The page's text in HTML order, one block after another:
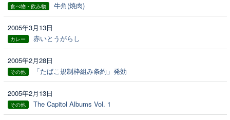
食べ物・飲み物 牛角(焼肉)
2005年3月13日
カレー 赤いとうがらし
2005年2月28日
その他 「たばこ規制枠組み条約」発効
2005年2月13日
その他 The Capitol Albums Vol. 1